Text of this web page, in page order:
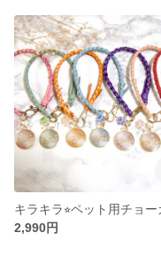
2,990円